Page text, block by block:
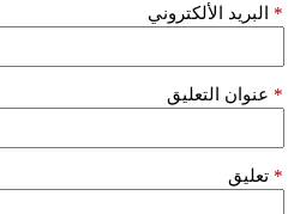
البريد الألكتروني *
عنوان التعليق *
تعليق *